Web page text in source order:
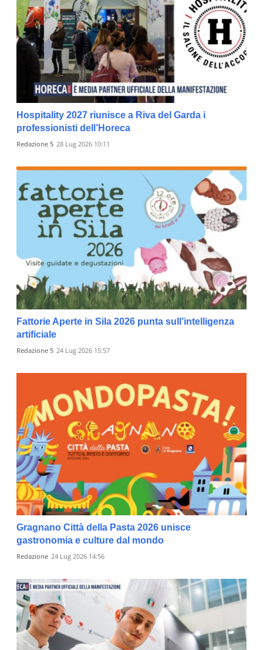
Hospitality 2027 riunisce a Riva del Garda i
professionisti dell’Horeca
Redazione 5 28 Lug 2026 10:11
Fattorie Aperte in Sila 2026 punta sull’intelligenza
artificiale
Redazione 5 24 Lug 2026 15:57
Gragnano Città della Pasta 2026 unisce
gastronomia e culture dal mondo
Redazione 24 Lug 2026 14:56